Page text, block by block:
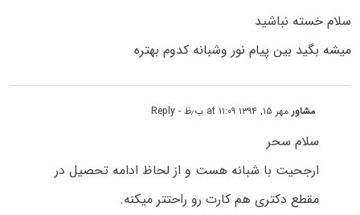
سلام خسته نباشید
میشه بگید بین پیام نور وشبانه کدوم بهتره
مشاورمهر ۱۵, ۱۳۹۴ at ۱۱:۰۹ ب٫ظ - Reply
سلام سحر
ارجحیت با شبانه هست و از لحاظ ادامه تحصیل در
مقطع دکتری هم کارت رو راحتتر میکنه.